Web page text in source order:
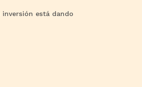
está dando